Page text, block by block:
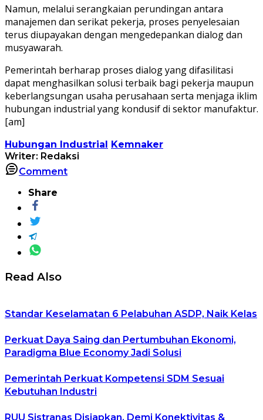
Namun, melalui serangkaian perundingan antara
manajemen dan serikat pekerja, proses penyelesaian
terus diupayakan dengan mengedepankan dialog dan
musyawarah.
Pemerintah berharap proses dialog yang difasilitasi
dapat menghasilkan solusi terbaik bagi pekerja maupun
keberlangsungan usaha perusahaan serta menjaga iklim
hubungan industrial yang kondusif di sektor manufaktur.
[am]
Hubungan Industrial Kemnaker
Writer: Redaksi
Comment
Share
Read Also
Standar Keselamatan 6 Pelabuhan ASDP, Naik Kelas
Perkuat Daya Saing dan Pertumbuhan Ekonomi,
Paradigma Blue Economy Jadi Solusi
Pemerintah Perkuat Kompetensi SDM Sesuai
Kebutuhan Industri
RUU Sistranas Disiapkan, Demi Konektivitas &